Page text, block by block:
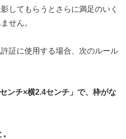
してもらうとさらに満足のいく
せん。
証に使用する場合、次のルール
ンチ×横2.4センチ」で、枠がな